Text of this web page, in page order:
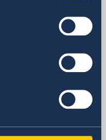
to the